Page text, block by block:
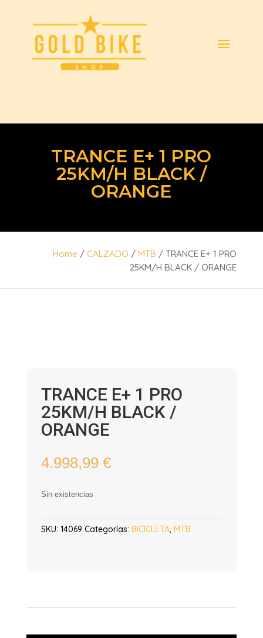
TRANCE E+ 1 PRO
25KM/H BLACK /
ORANGE
Home /CALZADO /MTB / TRANCE E+ 1 PRO
25KM/H BLACK / ORANGE
TRANCE E+ 1 PRO
25KM/H BLACK /
ORANGE
4.998,99 €
Sin existencias
SKU: 14069 Categorías: BICICLETA, MTB